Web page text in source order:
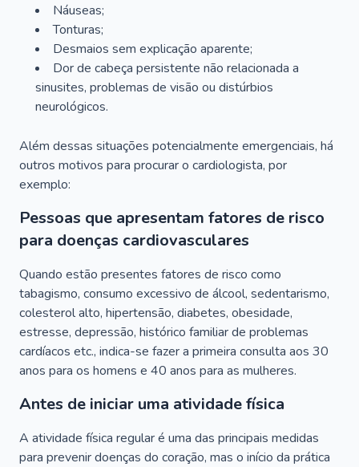
Náuseas;
Tonturas;
Desmaios sem explicação aparente;
Dor de cabeça persistente não relacionada a
sinusites, problemas de visão ou distúrbios
neurológicos.
Além dessas situações potencialmente emergenciais, há
outros motivos para procurar o cardiologista, por
exemplo:
Pessoas que apresentam fatores de risco
para doenças cardiovasculares
Quando estão presentes fatores de risco como
tabagismo, consumo excessivo de álcool, sedentarismo,
colesterol alto, hipertensão, diabetes, obesidade,
estresse, depressão, histórico familiar de problemas
cardíacos etc., indica-se fazer a primeira consulta aos 30
anos para os homens e 40 anos para as mulheres.
Antes de iniciar uma atividade física
A atividade física regular é uma das principais medidas
para prevenir doenças do coração, mas o início da prática